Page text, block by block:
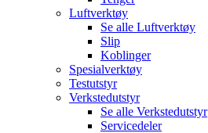
Luftverktøy
Se alle Luftverktøy
Slip
Koblinger
Spesialverktøy
Testutstyr
Verkstedutstyr
Se alle Verkstedutstyr
Servicedeler